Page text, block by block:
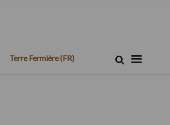
Terre Fermière (FR) Zoek